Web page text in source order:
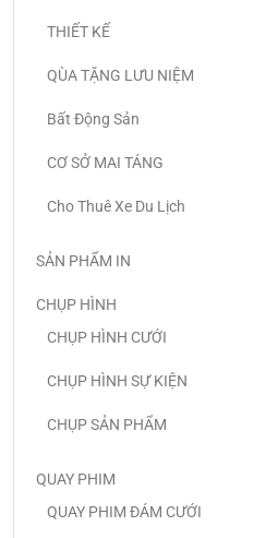
THIẾT KẾ
QÙA TẶNG LƯU NIỆM
Bất Động Sản
CƠ SỞ MAI TÁNG
Cho Thuê Xe Du Lịch
SẢN PHẨM IN
CHỤP HÌNH
CHỤP HÌNH CƯỚI
CHỤP HÌNH SỰ KIỆN
CHỤP SẢN PHẨM
QUAY PHIM
QUAY PHIM ĐÁM CƯỚI